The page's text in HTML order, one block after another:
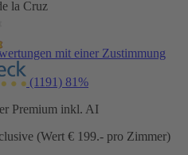
la Cruz
mit einer Zustimmung
(1191) 81%
Premium inkl. AI
(Wert € 199.- pro Zimmer)